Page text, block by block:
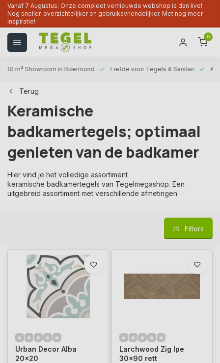
Vanaf 7 Augustus: Onze compleet vernieuwde webshop is dan live!
Nog sneller, overzichtelijker en gebruiksvriendelijker. Met nog meer
inspiratie!
0
m² Showroom in Roermond Liefde voor Tegels & Sanitair
Terug
Keramische
badkamertegels; optimaal
genieten van de badkamer
Hier vind je het volledige assortiment
keramische badkamertegels van Tegelmegashop. Een
uitgebreid assortiment met verschillende afmetingen.
Filters
Urban Decor Alba
20x20
Larchwood Zig Ipe
30x90 rett